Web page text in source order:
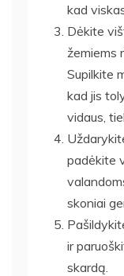
kad
Dėkite
žemiems
Supilkite
kad jis
vidaus,
padėkite
skoniai
ir
skardą.